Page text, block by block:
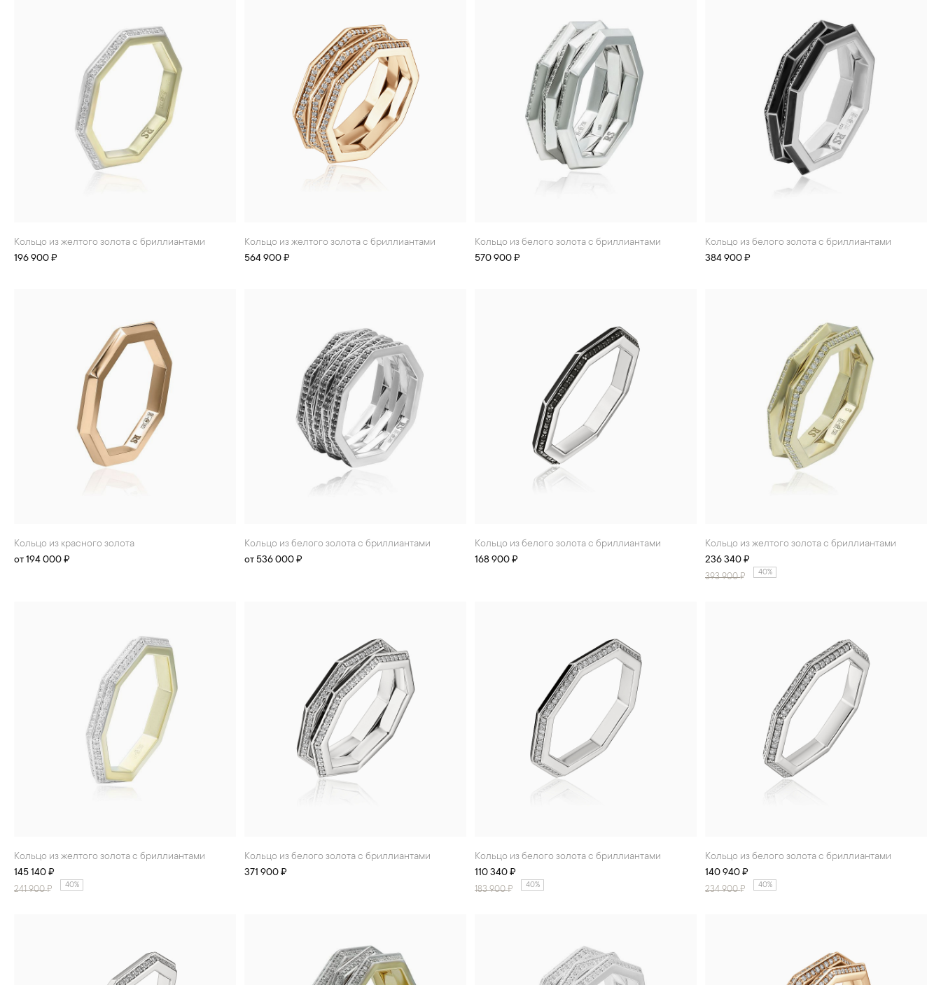
МУЖЧИНАМ
АКСЕССУАРЫ И
ХРУСТАЛЬ И ФАРФОР
Кольцо из желтого золота с бриллиантами
196 900 ₽
Кольцо из желтого золота с бриллиантами
564 900 ₽
Кольцо из белого золота с бриллиантами
570 900 ₽
Кольцо из белого золота с бриллиантами
384 900 ₽
Кольцо из красного золота
от 194 000 ₽
Кольцо из белого золота с бриллиантами
от 536 000 ₽
Кольцо из белого золота с бриллиантами
168 900 ₽
Кольцо из желтого золота с бриллиантами
236 340 ₽
393 900₽ 40%
Кольцо из желтого золота с бриллиантами
145 140 ₽
241 900₽ 40%
Кольцо из белого золота с бриллиантами
371 900 ₽
Кольцо из белого золота с бриллиантами
110 340 ₽
183 900₽ 40%
Кольцо из белого золота с бриллиантами
140 940 ₽
234 900₽ 40%